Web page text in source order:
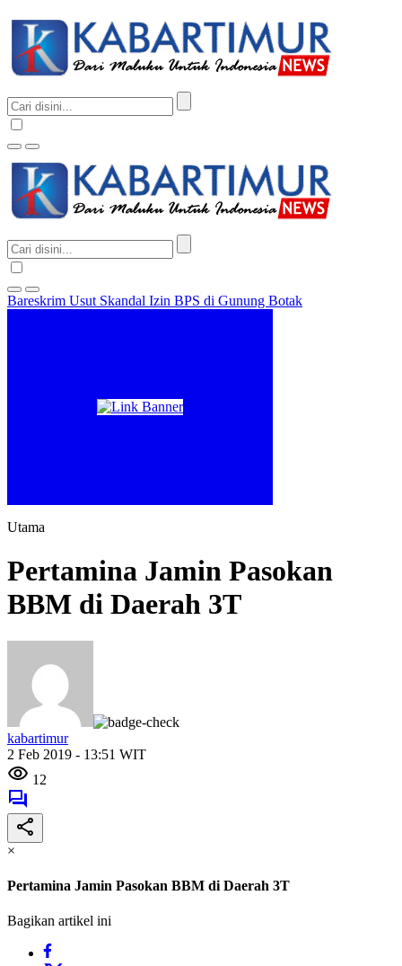
Bareskrim Usut Skandal Izin BPS di Gunung Botak
Utama
Pertamina Jamin Pasokan
BBM di Daerah 3T
kabartimur
2 Feb 2019 - 13:51 WIT
12
×
Pertamina Jamin Pasokan BBM di Daerah 3T
Bagikan artikel ini